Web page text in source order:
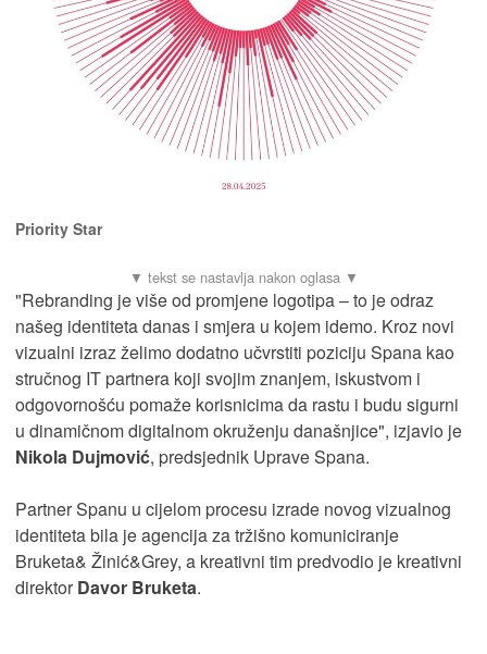
Priority Star
"Rebranding je više od promjene logotipa – to je odraz
našeg identiteta danas i smjera u kojem idemo. Kroz novi
vizualni izraz želimo dodatno učvrstiti poziciju Spana kao
stručnog IT partnera koji svojim znanjem, iskustvom i
odgovornošću pomaže korisnicima da rastu i budu sigurni
u dinamičnom digitalnom okruženju današnjice", izjavio je
Nikola Dujmović, predsjednik Uprave Spana.
Partner Spanu u cijelom procesu izrade novog vizualnog
identiteta bila je agencija za tržišno komuniciranje
Bruketa& Žinić&Grey, a kreativni tim predvodio je kreativni
direktor Davor Bruketa.